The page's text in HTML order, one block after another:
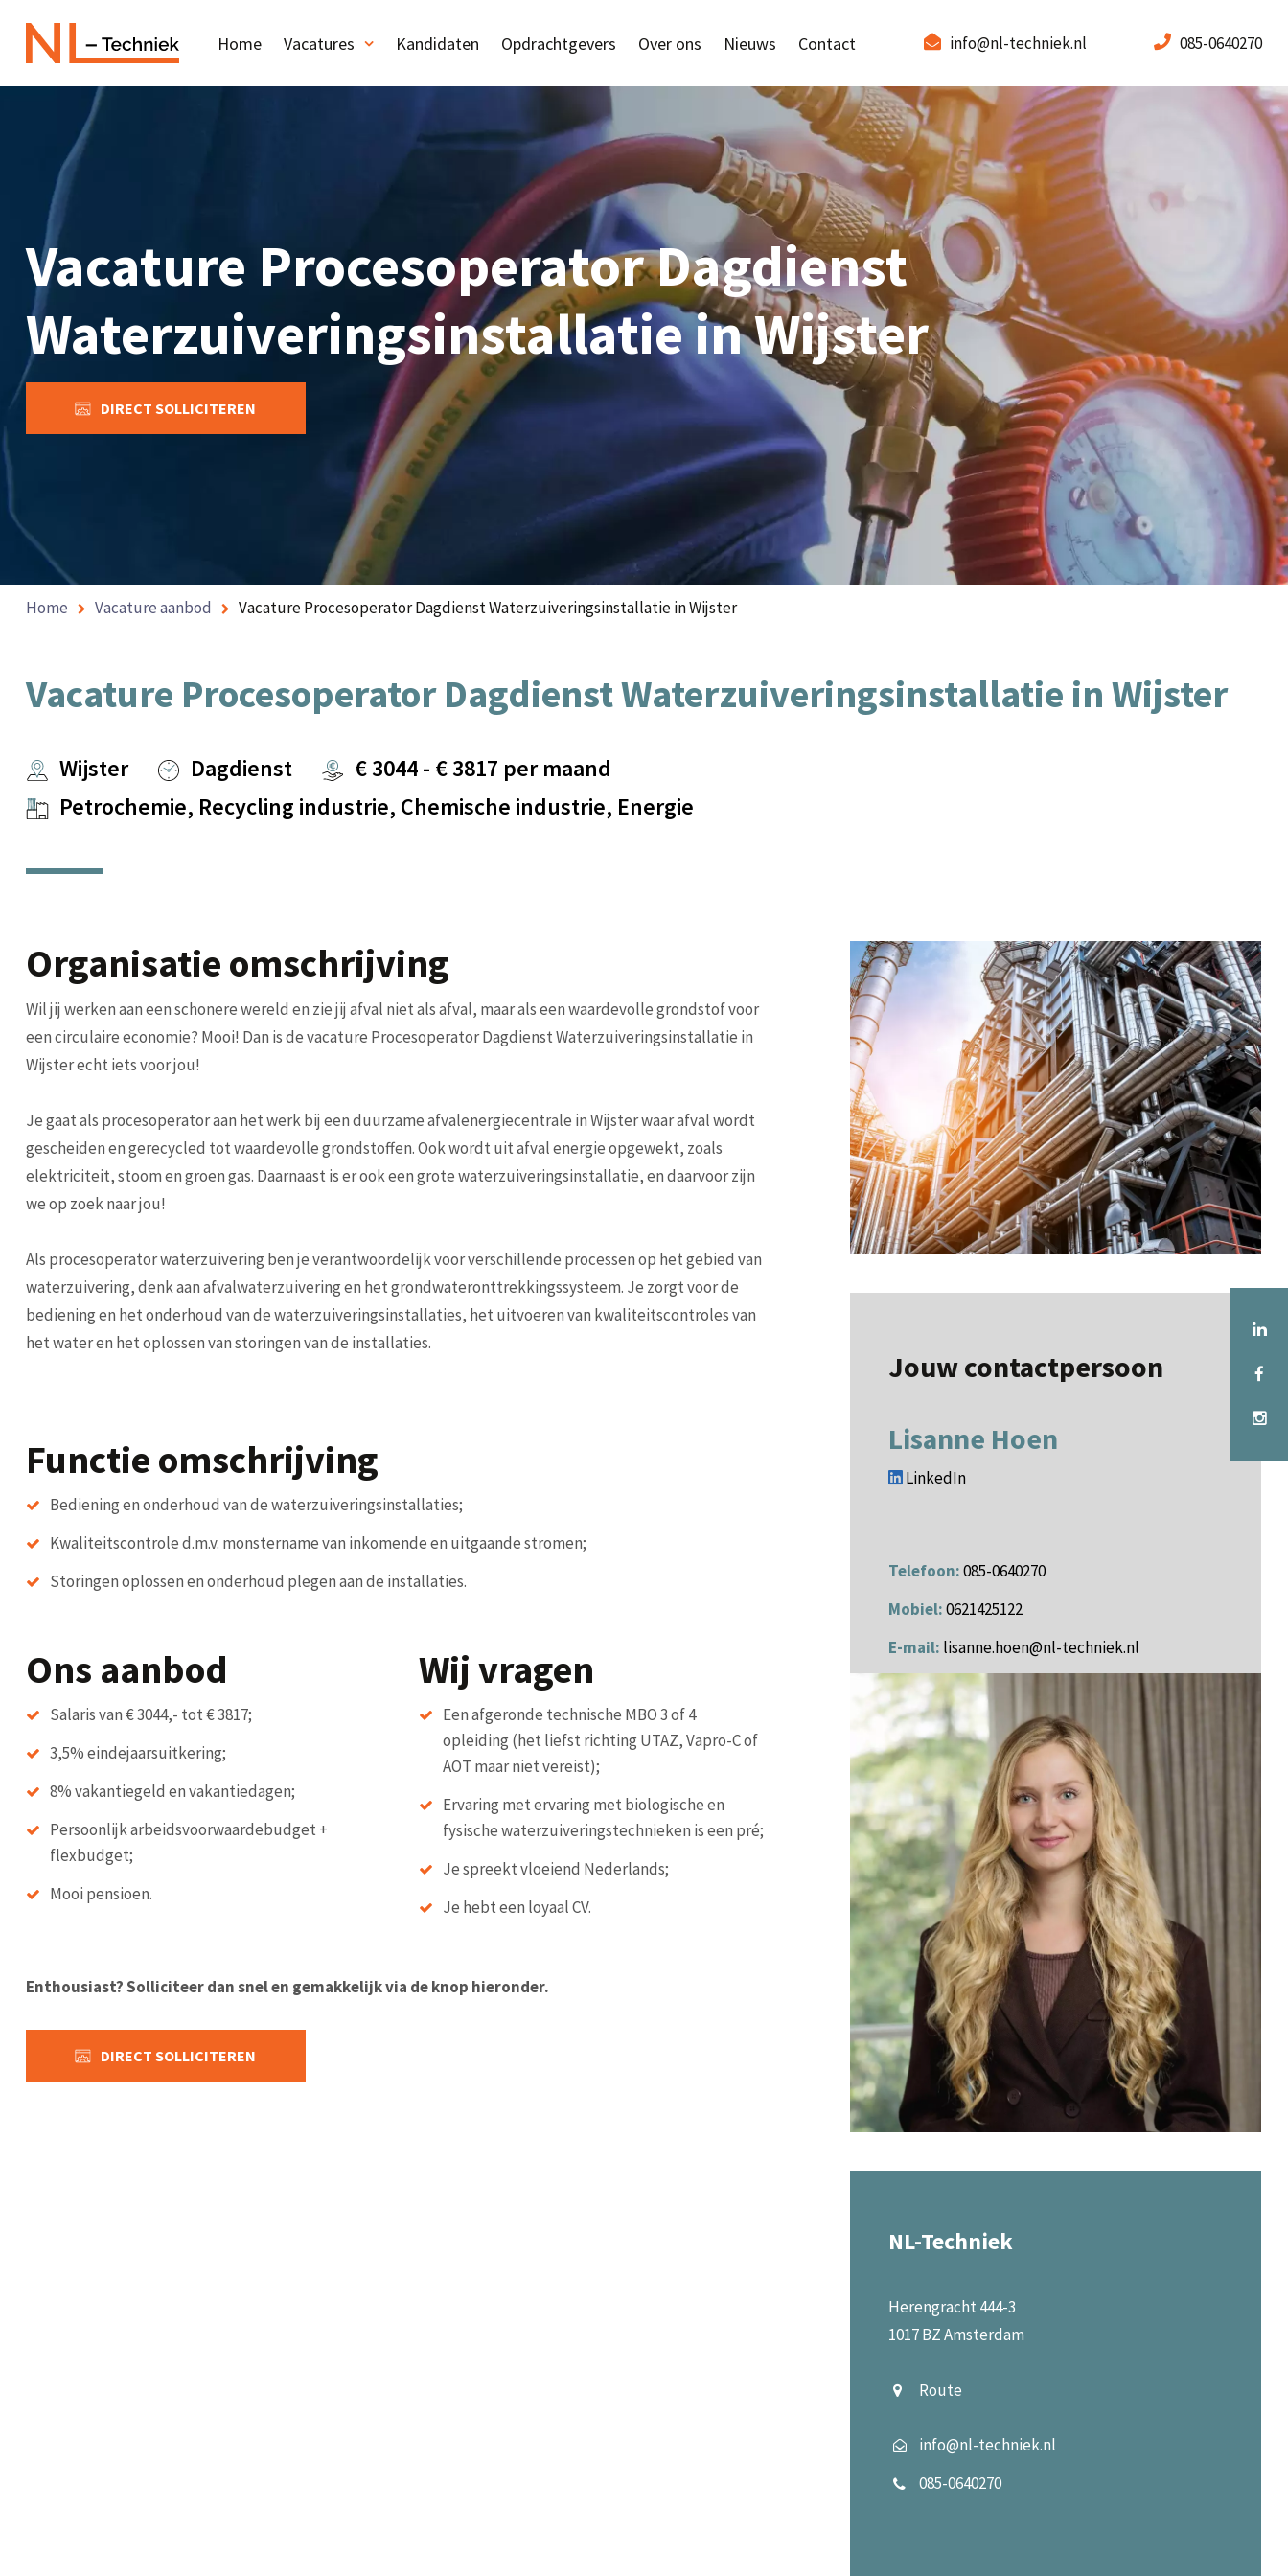
Home Vacatures Kandidaten Opdrachtgevers Over ons Nieuws Contact info@nl-techniek.nl 085-0640270
Vacature Procesoperator Dagdienst
Waterzuiveringsinstallatie in Wijster
DIRECT SOLLICITEREN
Home Vacature aanbod Vacature Procesoperator Dagdienst Waterzuiveringsinstallatie in Wijster
Vacature Procesoperator Dagdienst Waterzuiveringsinstallatie in Wijster
Wijster Dagdienst €3044- €3817 per maand
Petrochemie, Recycling industrie, Chemische industrie, Energie
Organisatie omschrijving
Wil jij werken aan een schonere wereld en zie jij afval niet als afval, maar als een waardevolle grondstof voor
een circulaire economie? Mooi! Dan is de vacature Procesoperator Dagdienst Waterzuiveringsinstallatie in
Wijster echt iets voor jou!
Je gaat als procesoperator aan het werk bij een duurzame afvalenergiecentrale in Wijster waar afval wordt
gescheiden en gerecycled tot waardevolle grondstoffen. Ook wordt uit afval energie opgewekt, zoals
elektriciteit, stoom en groen gas. Daarnaast is er ook een grote waterzuiveringsinstallatie, en daarvoor zijn
we op zoek naar jou!
Als procesoperator waterzuivering ben je verantwoordelijk voor verschillende processen op het gebied van
waterzuivering, denk aan afvalwaterzuivering en het grondwateronttrekkingssysteem. Je zorgt voor de
bediening en het onderhoud van de waterzuiveringsinstallaties, het uitvoeren van kwaliteitscontroles van
het water en het oplossen van storingen van de installaties.
Functie omschrijving
Bediening en onderhoud van de waterzuiveringsinstallaties;
Kwaliteitscontrole d.m.v. monstername van inkomende en uitgaande stromen;
Storingen oplossen en onderhoud plegen aan de installaties.
Ons aanbod
Salaris van € 3044,- tot € 3817;
3,5% eindejaarsuitkering;
8% vakantiegeld en vakantiedagen;
Persoonlijk arbeidsvoorwaardebudget +
flexbudget;
Mooi pensioen.
Wij vragen
Een afgeronde technische MBO 3 of 4
opleiding (het liefst richting UTAZ, Vapro-C of
AOT maar niet vereist);
Ervaring met ervaring met biologische en
fysische waterzuiveringstechnieken is een pré;
Je spreekt vloeiend Nederlands;
Je hebt een loyaal CV.
Enthousiast? Solliciteer dan snel en gemakkelijk via de knop hieronder.
DIRECT SOLLICITEREN
Jouw contactpersoon
Lisanne Hoen
LinkedIn
Telefoon:085-0640270
Mobiel:0621425122
E-mail: lisanne.hoen@nl-techniek.nl
NL-Techniek
Herengracht 444-3
1017 BZ Amsterdam
Route
info@nl-techniek.nl
085-0640270